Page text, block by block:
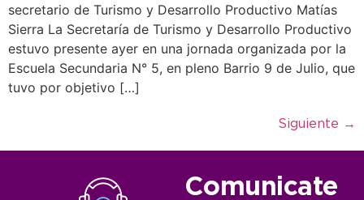
secretario de Turismo y Desarrollo Productivo Matías
Sierra La Secretaría de Turismo y Desarrollo Productivo
estuvo presente ayer en una jornada organizada por la
Escuela Secundaria N° 5, en pleno Barrio 9 de Julio, que
tuvo por objetivo […]
Siguiente →
Comunicate